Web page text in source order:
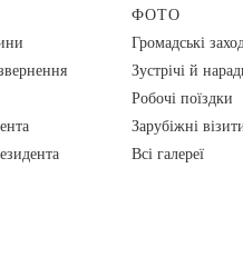
ФОТО
Громадські
Зустрічі й
Робочі поїздки
Зарубіжні
Всі галереї